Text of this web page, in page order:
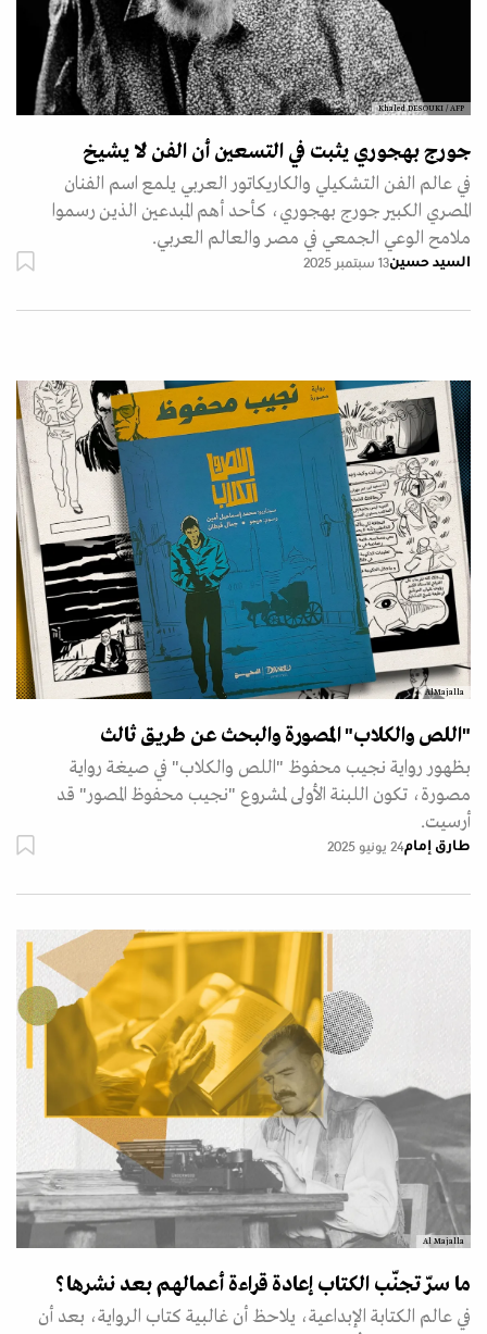
Khaled DESOUKI / AFP
جورج بهجوري يثبت في التسعين أن الفن لا يشيخ
في عالم الفن التشكيلي والكاريكاتور العربي يلمع اسم الفنان
المصري الكبير جورج بهجوري، كأحد أهم المبدعين الذين رسموا
ملامح الوعي الجمعي في مصر والعالم العربي.
السيد حسين13 سبتمبر 2025
AlMajalla
"اللص والكلاب" المصورة والبحث عن طريق ثالث
بظهور رواية نجيب محفوظ "اللص والكلاب" في صيغة رواية
مصورة، تكون اللبنة الأولى لمشروع "نجيب محفوظ المصور" قد
أرسيت.
طارق إمام24 يونيو 2025
Al Majalla
ما سرّ تجنّب الكتاب إعادة قراءة أعمالهم بعد نشرها؟
في عالم الكتابة الإبداعية، يلاحظ أن غالبية كتاب الرواية، بعد أن